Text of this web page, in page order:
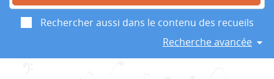
Rechercher aussi dans le contenu des recueils
Recherche avancée